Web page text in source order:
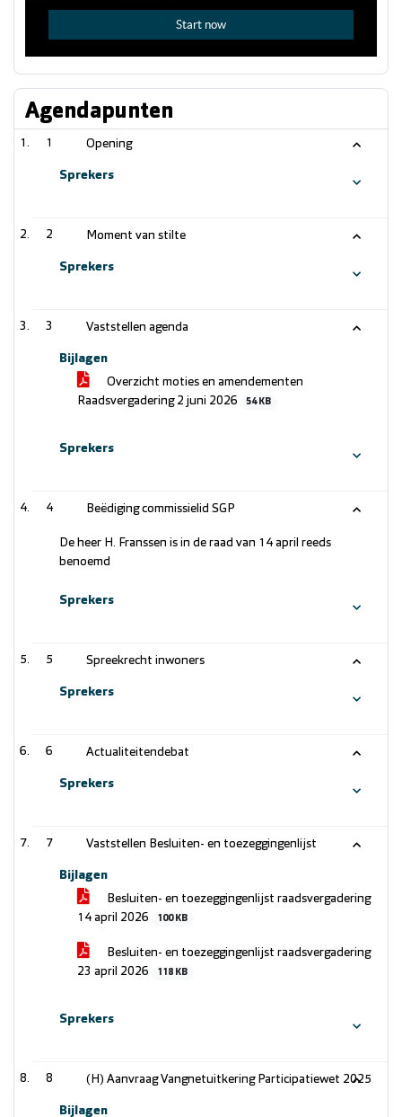
Agendapunten
1 Opening
Sprekers
2 Moment van stilte
Sprekers
3 Vaststellen agenda
Bijlagen
Overzicht moties en amendementen
Raadsvergadering 2 juni 2026
54 KB
Sprekers
4 Beëdiging commissielid SGP
De heer H. Franssen is in de raad van 14 april reeds
benoemd
Sprekers
5 Spreekrecht inwoners
Sprekers
6 Actualiteitendebat
Sprekers
7 Vaststellen Besluiten- en toezeggingenlijst
Bijlagen
Besluiten- en toezeggingenlijst raadsvergadering
14 april 2026
100 KB
Besluiten- en toezeggingenlijst raadsvergadering
23 april 2026
118 KB
Sprekers
8 (H) Aanvraag Vangnetuitkering Participatiewet 2025
Bijlagen